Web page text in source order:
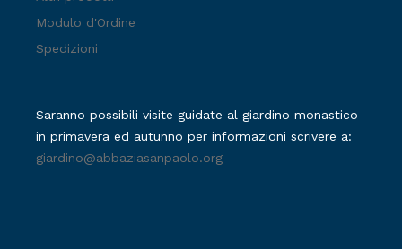
Modulo d'Ordine
Spedizioni
Saranno possibili visite guidate al giardino monastico
in primavera ed autunno per informazioni scrivere a:
giardino@abbaziasanpaolo.org